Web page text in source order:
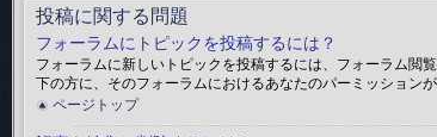
投稿に関する問題
フォーラムにトピックを投稿するには？
フォーラムに新しいトピックを投稿するには、フォーラム閲
下の方に、そのフォーラムにおけるあなたのパーミッション
ページトップ